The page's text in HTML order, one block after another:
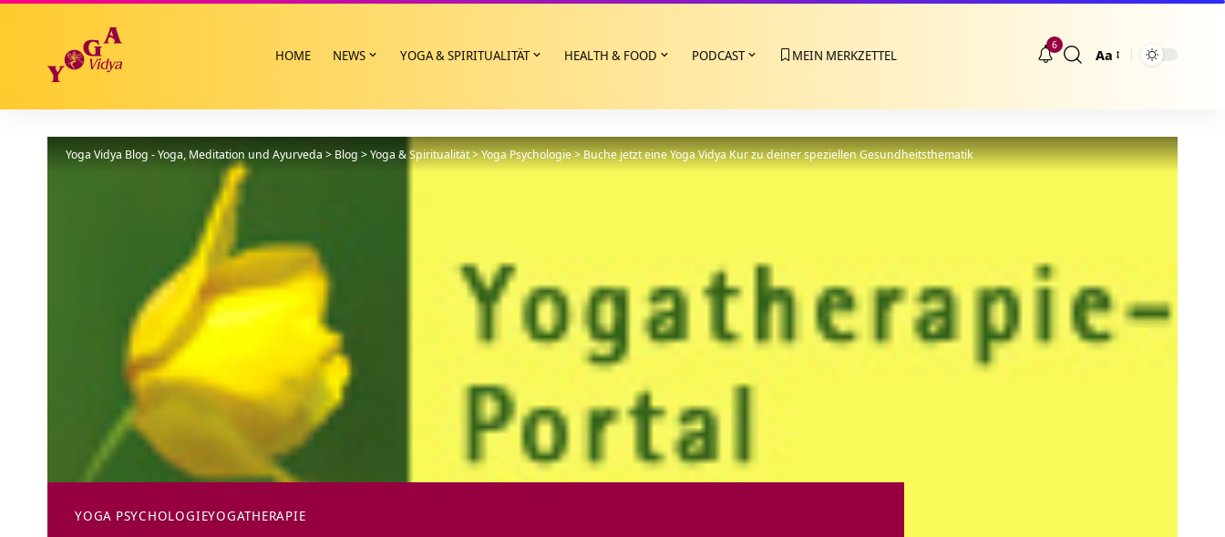
HOME NEWS YOGA & SPIRITUALITÄT HEALTH & FOOD PODCAST MEIN MERKZETTEL
6
Größenänderung
Aa
Yoga Vidya Blog - Yoga, Meditation und Ayurveda > Blog >Yoga & Spiritualität>Yoga Psychologie>Buche jetzt eine Yoga Vidya Kur zu deiner speziellen Gesundheitsthematik
YOGA PSYCHOLOGIEYOGATHERAPIE